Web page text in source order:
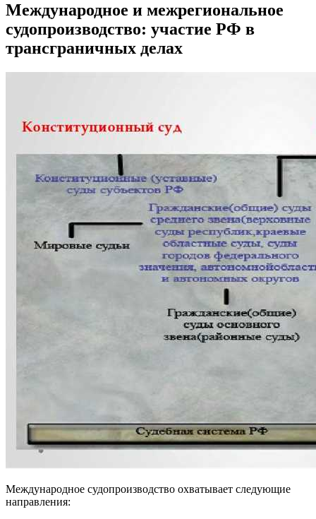
Международное и межрегиональное
судопроизводство: участие РФ в
трансграничных делах
Международное судопроизводство охватывает следующие
направления: